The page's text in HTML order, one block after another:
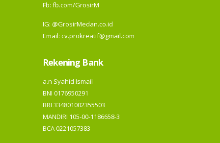
Fb: fb.com/GrosirM
IG: @GrosirMedan.co.id
Email: cv.prokreatif@gmail.com
Rekening Bank
a.n Syahid Ismail
BNI 0176950291
BRI 334801002355503
MANDIRI 105-00-1186658-3
BCA 0221057383